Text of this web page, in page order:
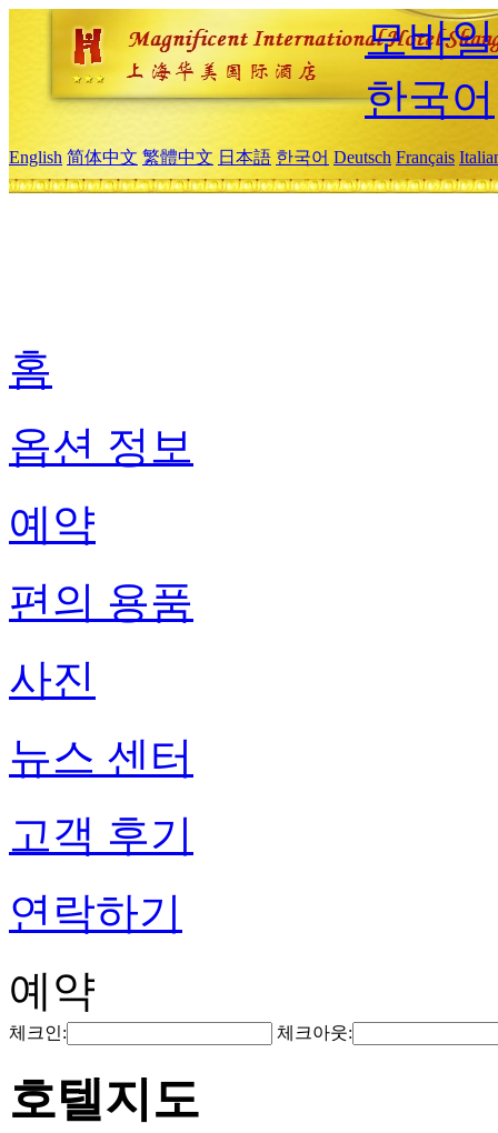
모바
한국어
English 简体中文 繁體中文 日本語 한국어 Deutsch Français
홈
옵션 정보
예약
편의 용품
사진
뉴스 센터
고객 후기
연락하기
예약
체크인: 체크아웃:
호텔지도